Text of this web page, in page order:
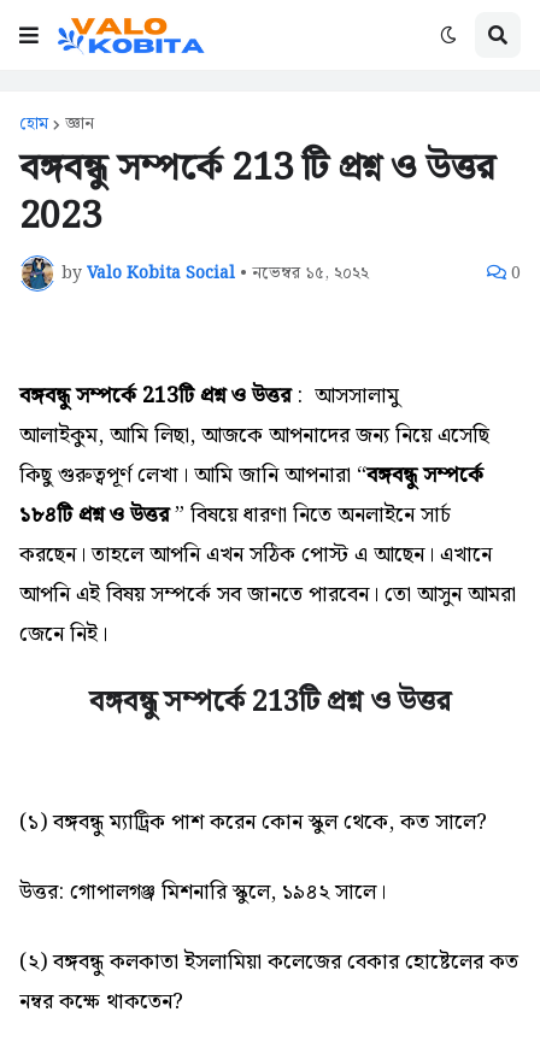
হোম জ্ঞান
বঙ্গবন্ধু সম্পর্কে 213 টি প্রশ্ন ও উত্তর
2023
byValo Kobita Social • নভেম্বর ১৫, ২০২২ 0
বঙ্গবন্ধু সম্পর্কে 213টি প্রশ্ন ও উত্তর: আসসালামু
আলাইকুম,আমি লিছা, আজকে আপনাদের জন্য নিয়ে এসেছি
কিছু গুরুত্বপূর্ণ লেখা। আমি জানি আপনারা “বঙ্গবন্ধু সম্পর্কে
১৮৪টি প্রশ্ন ও উত্তর” বিষয়ে ধারণা নিতে অনলাইনে সার্চ
করছেন। তাহলে আপনি এখন সঠিক পোস্ট এ আছেন। এখানে
আপনি এই বিষয় সম্পর্কে সব জানতে পারবেন। তো আসুন আমরা
জেনে নিই।
বঙ্গবন্ধু সম্পর্কে 213টি প্রশ্ন ও উত্তর
(১) বঙ্গবন্ধু ম্যাট্রিক পাশ করেন কোন স্কুল থেকে, কত সালে?
উত্তর: গোপালগঞ্জ মিশনারি স্কুলে, ১৯৪২ সালে।
(২) বঙ্গবন্ধু কলকাতা ইসলামিয়া কলেজের বেকার হোষ্টেলের কত
নম্বর কক্ষে থাকতেন?